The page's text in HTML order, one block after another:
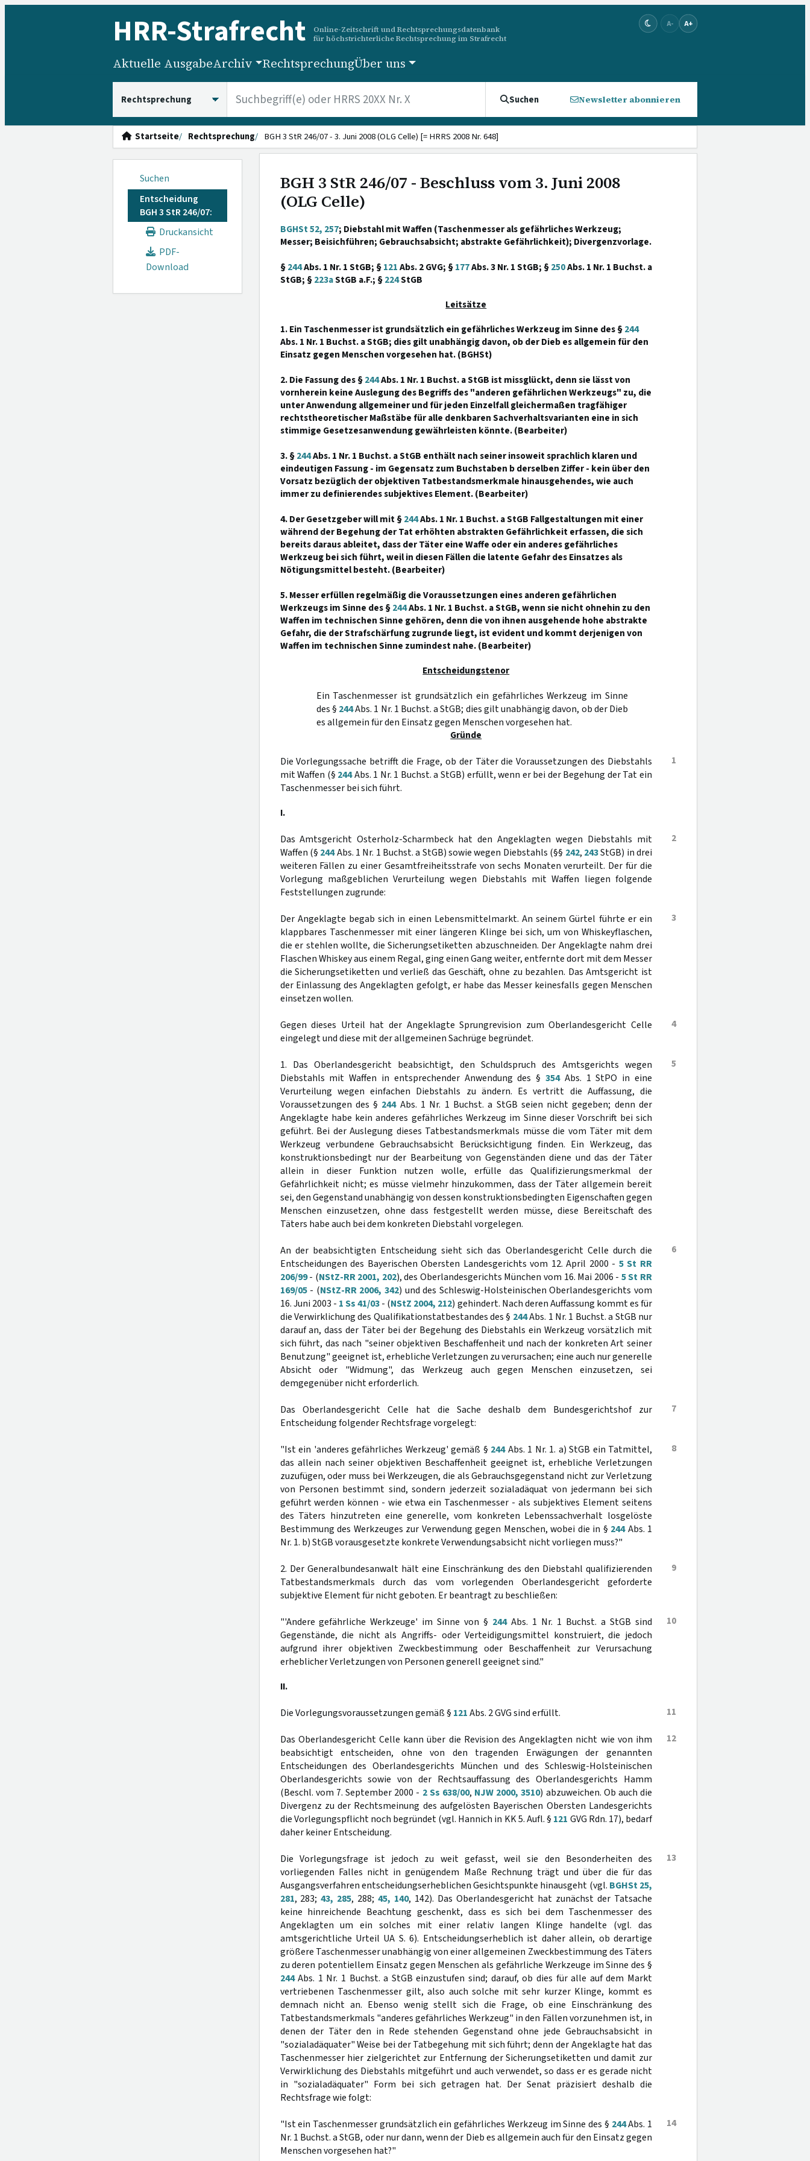
HRR-Strafrecht
Online-Zeitschrift und Rechtsprechungsdatenbank
für höchstrichterliche Rechtsprechung im Strafrecht
A- A+
Aktuelle AusgabeArchiv RechtsprechungÜber uns
Suchen Newsletter abonnieren
Startseite Rechtsprechung BGH 3 StR 246/07 - 3. Juni 2008 (OLG Celle) [= HRRS 2008 Nr. 648]
Suchen
Entscheidung
BGH 3 StR 246/07:
Druckansicht
PDF-
Download
BGH 3 StR 246/07 - Beschluss vom 3. Juni 2008
(OLG Celle)
BGHSt 52, 257; Diebstahl mit Waffen (Taschenmesser als gefährliches Werkzeug;
Messer; Beisichführen; Gebrauchsabsicht; abstrakte Gefährlichkeit); Divergenzvorlage.
§244Abs. 1 Nr. 1 StGB; §121Abs. 2 GVG; §177Abs. 3 Nr. 1 StGB; §250Abs. 1 Nr. 1 Buchst. a
StGB; §223aStGB a.F.; §224StGB
Leitsätze
1. Ein Taschenmesser ist grundsätzlich ein gefährliches Werkzeug im Sinne des §244
Abs. 1 Nr. 1 Buchst. a StGB; dies gilt unabhängig davon, ob der Dieb es allgemein für den
Einsatz gegen Menschen vorgesehen hat. (BGHSt)
2. Die Fassung des §244Abs. 1 Nr. 1 Buchst. a StGB ist missglückt, denn sie lässt von
vornherein keine Auslegung des Begriffs des "anderen gefährlichen Werkzeugs" zu, die
unter Anwendung allgemeiner und für jeden Einzelfall gleichermaßen tragfähiger
rechtstheoretischer Maßstäbe für alle denkbaren Sachverhaltsvarianten eine in sich
stimmige Gesetzesanwendung gewährleisten könnte. (Bearbeiter)
3. §244Abs. 1 Nr. 1 Buchst. a StGB enthält nach seiner insoweit sprachlich klaren und
eindeutigen Fassung - im Gegensatz zum Buchstaben b derselben Ziffer - kein über den
Vorsatz bezüglich der objektiven Tatbestandsmerkmale hinausgehendes, wie auch
immer zu definierendes subjektives Element. (Bearbeiter)
4. Der Gesetzgeber will mit §244Abs. 1 Nr. 1 Buchst. a StGB Fallgestaltungen mit einer
während der Begehung der Tat erhöhten abstrakten Gefährlichkeit erfassen, die sich
bereits daraus ableitet, dass der Täter eine Waffe oder ein anderes gefährliches
Werkzeug bei sich führt, weil in diesen Fällen die latente Gefahr des Einsatzes als
Nötigungsmittel besteht. (Bearbeiter)
5. Messer erfüllen regelmäßig die Voraussetzungen eines anderen gefährlichen
Werkzeugs im Sinne des §244Abs. 1 Nr. 1 Buchst. a StGB, wenn sie nicht ohnehin zu den
Waffen im technischen Sinne gehören, denn die von ihnen ausgehende hohe abstrakte
Gefahr, die der Strafschärfung zugrunde liegt, ist evident und kommt derjenigen von
Waffen im technischen Sinne zumindest nahe. (Bearbeiter)
Entscheidungstenor
Ein Taschenmesser ist grundsätzlich ein gefährliches Werkzeug im Sinne
des § 244Abs. 1 Nr. 1 Buchst. a StGB; dies gilt unabhängig davon, ob der Dieb
es allgemein für den Einsatz gegen Menschen vorgesehen hat.
Gründe
1
Die Vorlegungssache betrifft die Frage, ob der Täter die Voraussetzungen des Diebstahls
mit Waffen (§ 244Abs. 1 Nr. 1 Buchst. a StGB) erfüllt, wenn er bei der Begehung der Tat ein
Taschenmesser bei sich führt.
I.
2
Das Amtsgericht Osterholz-Scharmbeck hat den Angeklagten wegen Diebstahls mit
Waffen (§ 244Abs. 1 Nr. 1 Buchst. a StGB) sowie wegen Diebstahls (§§ 242, 243StGB) in drei
weiteren Fällen zu einer Gesamtfreiheitsstrafe von sechs Monaten verurteilt. Der für die
Vorlegung maßgeblichen Verurteilung wegen Diebstahls mit Waffen liegen folgende
Feststellungen zugrunde:
3
Der Angeklagte begab sich in einen Lebensmittelmarkt. An seinem Gürtel führte er ein
klappbares Taschenmesser mit einer längeren Klinge bei sich, um von Whiskeyflaschen,
die er stehlen wollte, die Sicherungsetiketten abzuschneiden. Der Angeklagte nahm drei
Flaschen Whiskey aus einem Regal, ging einen Gang weiter, entfernte dort mit dem Messer
die Sicherungsetiketten und verließ das Geschäft, ohne zu bezahlen. Das Amtsgericht ist
der Einlassung des Angeklagten gefolgt, er habe das Messer keinesfalls gegen Menschen
einsetzen wollen.
4
Gegen dieses Urteil hat der Angeklagte Sprungrevision zum Oberlandesgericht Celle
eingelegt und diese mit der allgemeinen Sachrüge begründet.
5
1. Das Oberlandesgericht beabsichtigt, den Schuldspruch des Amtsgerichts wegen
Diebstahls mit Waffen in entsprechender Anwendung des § 354Abs. 1 StPO in eine
Verurteilung wegen einfachen Diebstahls zu ändern. Es vertritt die Auffassung, die
Voraussetzungen des § 244Abs. 1 Nr. 1 Buchst. a StGB seien nicht gegeben; denn der
Angeklagte habe kein anderes gefährliches Werkzeug im Sinne dieser Vorschrift bei sich
geführt. Bei der Auslegung dieses Tatbestandsmerkmals müsse die vom Täter mit dem
Werkzeug verbundene Gebrauchsabsicht Berücksichtigung finden. Ein Werkzeug, das
konstruktionsbedingt nur der Bearbeitung von Gegenständen diene und das der Täter
allein in dieser Funktion nutzen wolle, erfülle das Qualifizierungsmerkmal der
Gefährlichkeit nicht; es müsse vielmehr hinzukommen, dass der Täter allgemein bereit
sei, den Gegenstand unabhängig von dessen konstruktionsbedingten Eigenschaften gegen
Menschen einzusetzen, ohne dass festgestellt werden müsse, diese Bereitschaft des
Täters habe auch bei dem konkreten Diebstahl vorgelegen.
6
An der beabsichtigten Entscheidung sieht sich das Oberlandesgericht Celle durch die
Entscheidungen des Bayerischen Obersten Landesgerichts vom 12. April 2000 - 5 St RR
206/99- (NStZ-RR 2001, 202), des Oberlandesgerichts München vom 16. Mai 2006 - 5 St RR
169/05- (NStZ-RR 2006, 342) und des Schleswig-Holsteinischen Oberlandesgerichts vom
16. Juni 2003 - 1 Ss 41/03- (NStZ 2004, 212) gehindert. Nach deren Auffassung kommt es für
die Verwirklichung des Qualifikationstatbestandes des § 244Abs. 1 Nr. 1 Buchst. a StGB nur
darauf an, dass der Täter bei der Begehung des Diebstahls ein Werkzeug vorsätzlich mit
sich führt, das nach "seiner objektiven Beschaffenheit und nach der konkreten Art seiner
Benutzung" geeignet ist, erhebliche Verletzungen zu verursachen; eine auch nur generelle
Absicht oder "Widmung", das Werkzeug auch gegen Menschen einzusetzen, sei
demgegenüber nicht erforderlich.
7
Das Oberlandesgericht Celle hat die Sache deshalb dem Bundesgerichtshof zur
Entscheidung folgender Rechtsfrage vorgelegt:
8
"Ist ein 'anderes gefährliches Werkzeug' gemäß § 244Abs. 1 Nr. 1. a) StGB ein Tatmittel,
das allein nach seiner objektiven Beschaffenheit geeignet ist, erhebliche Verletzungen
zuzufügen, oder muss bei Werkzeugen, die als Gebrauchsgegenstand nicht zur Verletzung
von Personen bestimmt sind, sondern jederzeit sozialadäquat von jedermann bei sich
geführt werden können - wie etwa ein Taschenmesser - als subjektives Element seitens
des Täters hinzutreten eine generelle, vom konkreten Lebenssachverhalt losgelöste
Bestimmung des Werkzeuges zur Verwendung gegen Menschen, wobei die in § 244Abs. 1
Nr. 1. b) StGB vorausgesetzte konkrete Verwendungsabsicht nicht vorliegen muss?"
9
2. Der Generalbundesanwalt hält eine Einschränkung des den Diebstahl qualifizierenden
Tatbestandsmerkmals durch das vom vorlegenden Oberlandesgericht geforderte
subjektive Element für nicht geboten. Er beantragt zu beschließen:
10
"'Andere gefährliche Werkzeuge' im Sinne von § 244Abs. 1 Nr. 1 Buchst. a StGB sind
Gegenstände, die nicht als Angriffs- oder Verteidigungsmittel konstruiert, die jedoch
aufgrund ihrer objektiven Zweckbestimmung oder Beschaffenheit zur Verursachung
erheblicher Verletzungen von Personen generell geeignet sind."
II.
11
Die Vorlegungsvoraussetzungen gemäß § 121Abs. 2 GVG sind erfüllt.
12
Das Oberlandesgericht Celle kann über die Revision des Angeklagten nicht wie von ihm
beabsichtigt entscheiden, ohne von den tragenden Erwägungen der genannten
Entscheidungen des Oberlandesgerichts München und des Schleswig-Holsteinischen
Oberlandesgerichts sowie von der Rechtsauffassung des Oberlandesgerichts Hamm
(Beschl. vom 7. September 2000 - 2 Ss 638/00, NJW 2000, 3510) abzuweichen. Ob auch die
Divergenz zu der Rechtsmeinung des aufgelösten Bayerischen Obersten Landesgerichts
die Vorlegungspflicht noch begründet (vgl. Hannich in KK 5. Aufl. § 121 GVG Rdn. 17), bedarf
daher keiner Entscheidung.
13
Die Vorlegungsfrage ist jedoch zu weit gefasst, weil sie den Besonderheiten des
vorliegenden Falles nicht in genügendem Maße Rechnung trägt und über die für das
Ausgangsverfahren entscheidungserheblichen Gesichtspunkte hinausgeht (vgl. BGHSt 25,
281, 283;43, 285, 288;45, 140, 142). Das Oberlandesgericht hat zunächst der Tatsache
keine hinreichende Beachtung geschenkt, dass es sich bei dem Taschenmesser des
Angeklagten um ein solches mit einer relativ langen Klinge handelte (vgl. das
amtsgerichtliche Urteil UA S. 6). Entscheidungserheblich ist daher allein, ob derartige
größere Taschenmesser unabhängig von einer allgemeinen Zweckbestimmung des Täters
zu deren potentiellem Einsatz gegen Menschen als gefährliche Werkzeuge im Sinne des §
244Abs. 1 Nr. 1 Buchst. a StGB einzustufen sind; darauf, ob dies für alle auf dem Markt
vertriebenen Taschenmesser gilt, also auch solche mit sehr kurzer Klinge, kommt es
demnach nicht an. Ebenso wenig stellt sich die Frage, ob eine Einschränkung des
Tatbestandsmerkmals "anderes gefährliches Werkzeug" in den Fällen vorzunehmen ist, in
denen der Täter den in Rede stehenden Gegenstand ohne jede Gebrauchsabsicht in
"sozialadäquater" Weise bei der Tatbegehung mit sich führt; denn der Angeklagte hat das
Taschenmesser hier zielgerichtet zur Entfernung der Sicherungsetiketten und damit zur
Verwirklichung des Diebstahls mitgeführt und auch verwendet, so dass er es gerade nicht
in "sozialadäquater" Form bei sich getragen hat. Der Senat präzisiert deshalb die
Rechtsfrage wie folgt:
14
"Ist ein Taschenmesser grundsätzlich ein gefährliches Werkzeug im Sinne des § 244Abs. 1
Nr. 1 Buchst. a StGB, oder nur dann, wenn der Dieb es allgemein auch für den Einsatz gegen
Menschen vorgesehen hat?"